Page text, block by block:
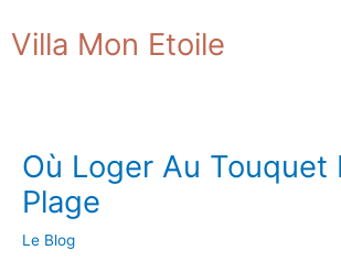
au
contenu
Villa Mon Etoile
Où Loger Au Touquet
Plage
Le Blog
e
r
c
e